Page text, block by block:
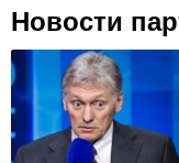
Новости